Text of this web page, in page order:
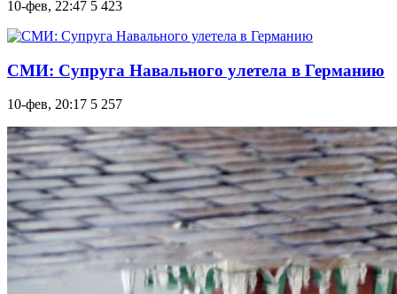
10-фев, 22:47 5 423
СМИ: Супруга Навального улетела в Германию
10-фев, 20:17 5 257